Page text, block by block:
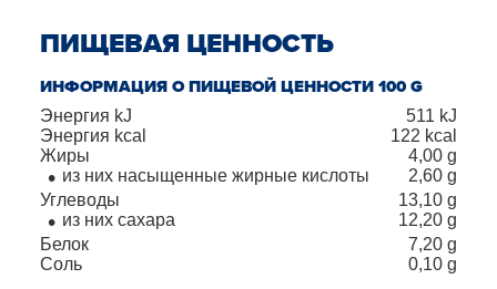
ПИЩЕВАЯ ЦЕННОСТЬ
ИНФОРМАЦИЯ О ПИЩЕВОЙ ЦЕННОСТИ 100 G
Энергия kJ 511 kJ
Энергия kcal
122 kcal
Жиры
4,00 g
из них насыщенные жирные кислоты
2,60 g
Углеводы
13,10 g
из них сахара
12,20 g
Белок
7,20 g
Соль
0,10 g